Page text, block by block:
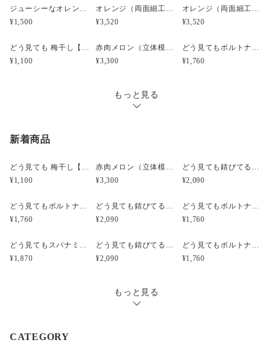
4枚目 大小サイズ比較写真。
写真はレモンですが、こちらでの販売はオレンジで
小サイズのオレンジキーホルダーもあります。
ジューシーなオレンジ小☆食品サンプルのゴルフマーカー
¥1,500
オレンジ（両面細工）小サイズ☆リアルな食品サンプルのフルーツピアス
¥3,520
オレンジ（両面細工）小サイズ☆リアルな食品サンプルのフルーツイヤリング
¥3,520
どう見ても 梅干し【みつ漬け】）（立体模型）☆リアルな食品サンプルのキーホルダー
¥1,100
赤肉メロン（立体模型）小サイズ☆リアルな食品サンプルのフルーツピアス
¥3,300
どう見てもボルトナットのピアス（立体模型）☆ぺケ鉄TOOL☆リアルな工具模型のピアス
¥1,760
もっと見る
新着商品
どう見ても 梅干し【みつ漬け】）（立体模型）☆リアルな食品サンプルのキーホルダー
¥1,100
赤肉メロン（立体模型）小サイズ☆リアルな食品サンプルのフルーツピアス
¥3,300
どう見ても錆びてるボルトナットのピアス（立体模型）☆ぺケ鉄TOOL☆リアルな工具模型のピアス
¥2,090
どう見てもボルトナットのピアス（立体模型）☆ぺケ鉄TOOL☆リアルな工具模型のピアス
¥1,760
どう見ても錆びてるボルトナットのキーホルダー【SABI】（立体模型）☆ぺケ鉄TOOL☆リアルな工具模型のキーホルダー
¥2,090
どう見てもボルトナットのキーホルダー【無限ネジネジ】（立体模型）☆ぺケ鉄TOOL☆リアルな工具模型のキーホルダー
¥1,760
どう見てもスパナミニS67のピアス【シルバー】（立体模型）☆ぺケ鉄TOOL☆リアルな工具模型のピアス
¥1,870
どう見ても錆びてるボルトナットのイヤリング（立体模型）☆ぺケ鉄TOOL☆リアルな工具模型のイヤリング
¥2,090
どう見てもボルトナットのイヤリング（立体模型）☆ぺケ鉄TOOL☆リアルな工具模型のイヤリング
¥1,760
もっと見る
CATEGORY